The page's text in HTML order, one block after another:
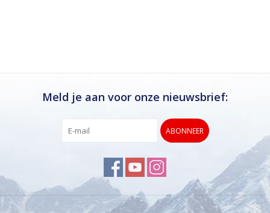
Meld je aan voor onze nieuwsbrief:
ABONNEER